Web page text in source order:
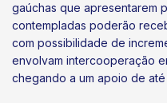
gaúchas que apresentarem
contempladas poderão
com possibilidade de
envolvam intercooperação
chegando a um apoio de até